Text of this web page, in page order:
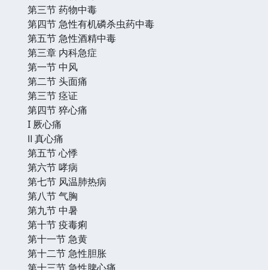
第三节 药物中毒
第四节 急性有机磷杀虫药中毒
第五节 急性酒精中毒
第三章 内科急症
第一节 中风
第二节 头面痛
第三节 痉证
第四节 猝心痛
I 厥心痛
Ⅱ 真心痛
第五节 心悸
第六节 哮病
第七节 风温肺热病
第八节 气胸
第九节 中暑
第十节 疫毒痢
第十一节 急黄
第十二节 急性胆胀